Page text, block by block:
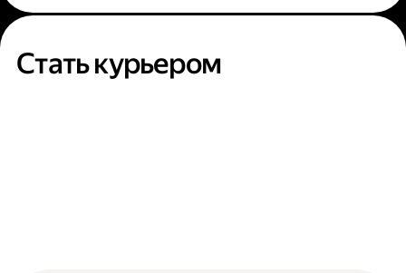
Стать курьером